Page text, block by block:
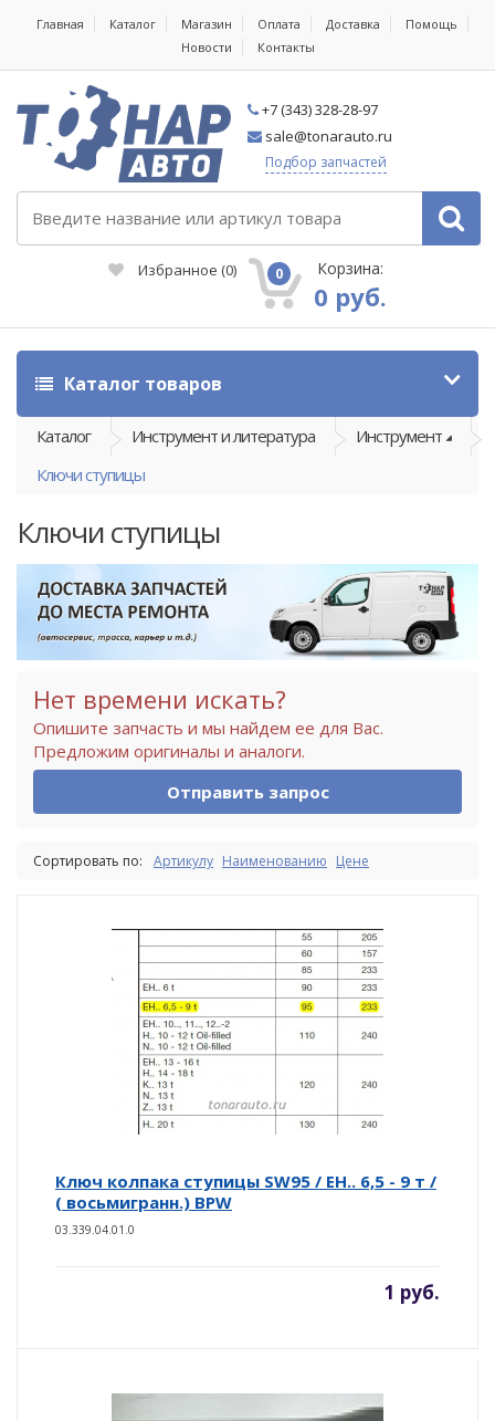
Главная Каталог Магазин Оплата Доставка
Помощь
Новости
Контакты
+7 (343) 328-28-97
sale@tonarauto.ru
Подбор запчастей
Избранное (0) 0 Корзина:
0 руб.
Каталог товаров
Каталог Инструмент и литература
Инструмент
Ключи ступицы
Ключи ступицы
Нет времени искать?
Опишите запчасть и мы найдем ее для Вас.
Предложим оригиналы и аналоги.
Отправить запрос
Сортировать по: Артикулу Наименованию Цене
Ключ колпака ступицы SW95 / EH.. 6,5 - 9 т /
( восьмигранн.) BPW
03.339.04.01.0
1 руб.